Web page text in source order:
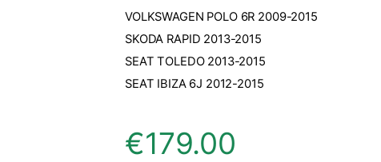
VOLKSWAGEN POLO 6R 2009-2015
SKODA RAPID 2013-2015
SEAT TOLEDO 2013-2015
SEAT IBIZA 6J 2012-2015
€179.00